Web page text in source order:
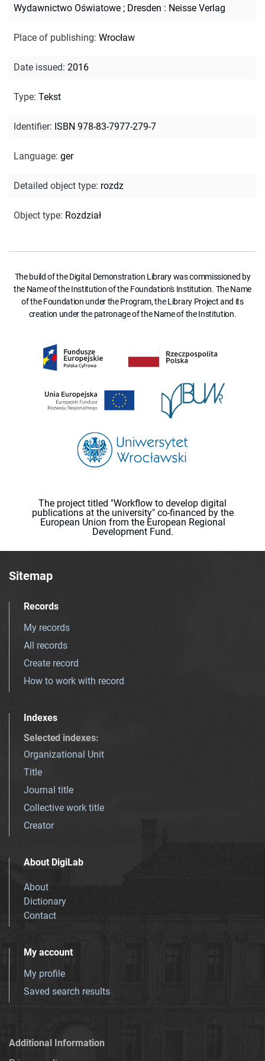
Wydawnictwo Oświatowe ; Dresden : Neisse Verlag
Place of publishing: Wrocław
Date issued: 2016
Type: Tekst
Identifier: ISBN 978-83-7977-279-7
Language: ger
Detailed object type: rozdz
Object type: Rozdział
The build of the Digital Demonstration Library was commissioned by
the Name of the Institution of the Foundation's Institution. The Name
of the Foundation under the Program, the Library Project and its
creation under the patronage of the Name of the Institution.
The project titled "Workflow to develop digital
publications at the university" co-financed by the
European Union from the European Regional
Development Fund.
Sitemap
Records
My records
All records
Create record
How to work with record
Indexes
Selected indexes:
Organizational Unit
Title
Journal title
Collective work title
Creator
About DigiLab
About
Dictionary
Contact
My account
My profile
Saved search results
Additional Information